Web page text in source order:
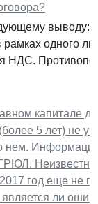
выводу:
рамках одного
НДС.
капитале
5 лет) не
нем.
2017 год еще не
ли